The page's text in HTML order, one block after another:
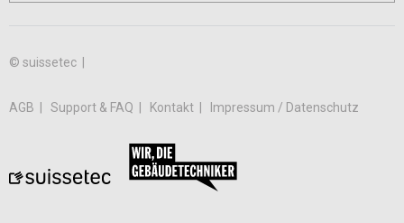
© suissetec |
AGB Support & FAQ Kontakt Impressum / Datenschutz